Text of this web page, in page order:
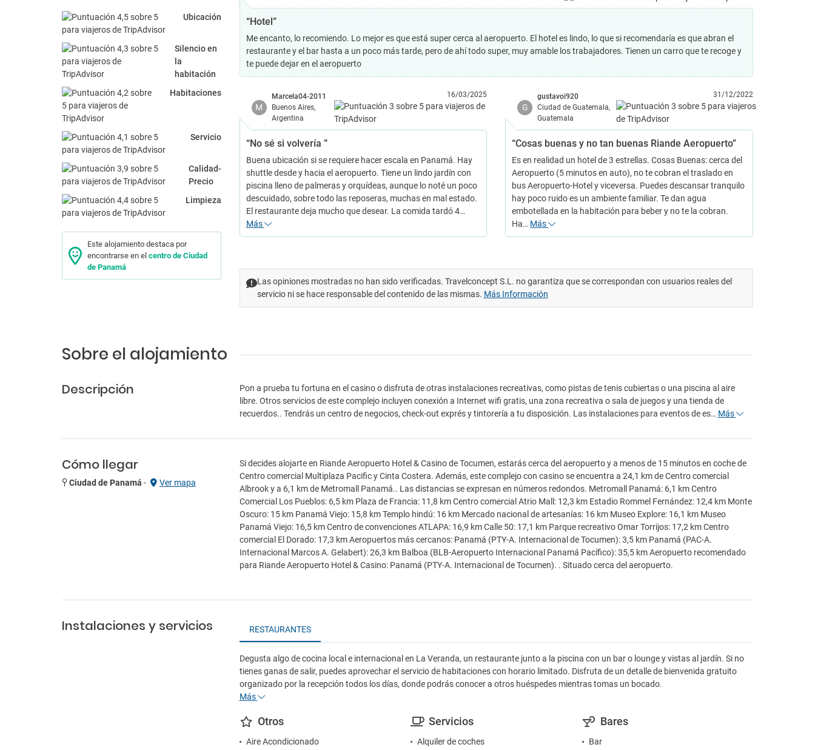
Ubicación
Silencio en
la
habitación
Habitaciones
Servicio
Calidad-
Precio
Limpieza
Este alojamiento destaca por
encontrarse en el centro de Ciudad
de Panamá
“Hotel”
Me encanto, lo recomiendo. Lo mejor es que está super cerca al aeropuerto. El hotel es lindo, lo que si recomendaría es que abran el
restaurante y el bar hasta a un poco más tarde, pero de ahí todo super, muy amable los trabajadores. Tienen un carro que te recoge y
te puede dejar en el aeropuerto
M
Marcela04-2011
Buenos Aires,
Argentina
16/03/2025
“No sé si volvería ”
Buena ubicación si se requiere hacer escala en Panamá. Hay
shuttle desde y hacia el aeropuerto. Tiene un lindo jardín con
piscina lleno de palmeras y orquídeas, aunque lo noté un poco
descuidado, sobre todo las reposeras, muchas en mal estado.
El restaurante deja mucho que desear. La comida tardó 4…
Más
G
gustavoi920
Ciudad de Guatemala,
Guatemala
31/12/2022
“Cosas buenas y no tan buenas Riande Aeropuerto”
Es en realidad un hotel de 3 estrellas. Cosas Buenas: cerca del
Aeropuerto (5 minutos en auto), no te cobran el traslado en
bus Aeropuerto-Hotel y viceversa. Puedes descansar tranquilo
hay poco ruido es un ambiente familiar. Te dan agua
embotellada en la habitación para beber y no te la cobran.
Ha… Más
Las opiniones mostradas no han sido verificadas. Travelconcept S.L. no garantiza que se correspondan con usuarios reales del
servicio ni se hace responsable del contenido de las mismas. Más Información
Sobre el alojamiento
Descripción
Pon a prueba tu fortuna en el casino o disfruta de otras instalaciones recreativas, como pistas de tenis cubiertas o una piscina al aire
libre. Otros servicios de este complejo incluyen conexión a Internet wifi gratis, una zona recreativa o sala de juegos y una tienda de
recuerdos.. Tendrás un centro de negocios, check-out exprés y tintorería a tu disposición. Las instalaciones para eventos de es… Más
Cómo llegar
Ciudad de Panamá - Ver mapa
Si decides alojarte en Riande Aeropuerto Hotel & Casino de Tocumen, estarás cerca del aeropuerto y a menos de 15 minutos en coche de
Centro comercial Multiplaza Pacific y Cinta Costera. Además, este complejo con casino se encuentra a 24,1 km de Centro comercial
Albrook y a 6,1 km de Metromall Panamá.. Las distancias se expresan en números redondos. Metromall Panamá: 6,1 km Centro
Comercial Los Pueblos: 6,5 km Plaza de Francia: 11,8 km Centro comercial Atrio Mall: 12,3 km Estadio Rommel Fernández: 12,4 km Monte
Oscuro: 15 km Panamá Viejo: 15,8 km Templo hindú: 16 km Mercado nacional de artesanías: 16 km Museo Explore: 16,1 km Museo
Panamá Viejo: 16,5 km Centro de convenciones ATLAPA: 16,9 km Calle 50: 17,1 km Parque recreativo Omar Torrijos: 17,2 km Centro
comercial El Dorado: 17,3 km Aeropuertos más cercanos: Panamá (PTY-A. Internacional de Tocumen): 3,5 km Panamá (PAC-A.
Internacional Marcos A. Gelabert): 26,3 km Balboa (BLB-Aeropuerto Internacional Panamá Pacífico): 35,5 km Aeropuerto recomendado
para Riande Aeropuerto Hotel & Casino: Panamá (PTY-A. Internacional de Tocumen). . Situado cerca del aeropuerto.
Instalaciones y servicios RESTAURANTES
Degusta algo de cocina local e internacional en La Veranda, un restaurante junto a la piscina con un bar o lounge y vistas al jardín. Si no
tienes ganas de salir, puedes aprovechar el servicio de habitaciones con horario limitado. Disfruta de un detalle de bienvenida gratuito
organizado por la recepción todos los días, donde podrás conocer a otros huéspedes mientras tomas un bocado.
Más
Otros
Aire Acondicionado
Servicios
Alquiler de coches
Bares
Bar